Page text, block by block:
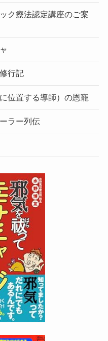
ク療法認定講座のご案
行記
位置する導師）の恩寵
ラー列伝